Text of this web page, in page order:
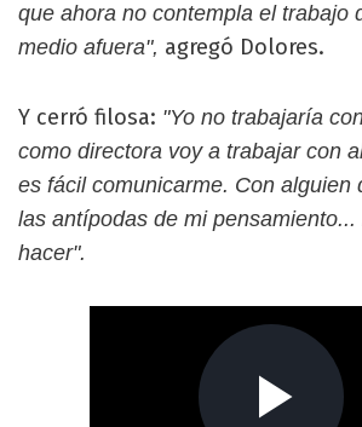
que ahora no contempla el trabajo
medio afuera", agregó Dolores.
Y cerró filosa: "Yo no trabajaría
como directora voy a trabajar con
es fácil comunicarme. Con alguien
las antípodas de mi
hacer".